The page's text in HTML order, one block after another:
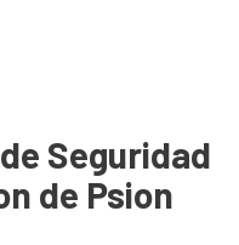
Seguridad
de Psion